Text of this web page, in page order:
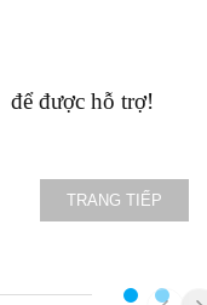
để được hỗ trợ!
TRANG TIẾP